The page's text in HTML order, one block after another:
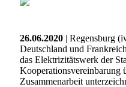
26.06.2020 | Regensburg
Deutschland und
das Elektrizitätswerk der
Kooperationsvereinbarung
Zusammenarbeit